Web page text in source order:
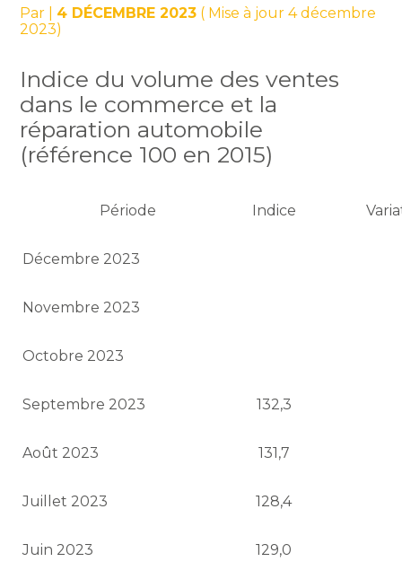
Par 4 DÉCEMBRE 2023 ( Mise à jour 4 décembre
2023)
Indice du volume des ventes
dans le commerce et la
réparation automobile
(référence 100 en 2015)
Période Indice
Décembre 2023
Novembre 2023
Octobre 2023
Septembre 2023 132,3
Août 2023 131,7
Juillet 2023 128,4
Juin 2023 129,0